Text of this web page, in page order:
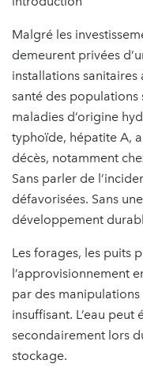
Malgré les
demeurent privées
installations sanitaires
santé des populations
maladies d’origine
typhoïde, hépatite A,
décès, notamment
Sans parler de
défavorisées. Sans
développement
Les forages, les puits
l’approvisionnement
par des
insuffisant. L’eau
secondairement lors
stockage.